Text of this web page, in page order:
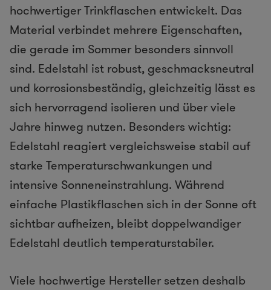
hochwertiger Trinkflaschen entwickelt. Das
Material verbindet mehrere Eigenschaften,
die gerade im Sommer besonders sinnvoll
sind. Edelstahl ist robust, geschmacksneutral
und korrosionsbeständig, gleichzeitig lässt es
sich hervorragend isolieren und über viele
Jahre hinweg nutzen. Besonders wichtig:
Edelstahl reagiert vergleichsweise stabil auf
starke Temperaturschwankungen und
intensive Sonneneinstrahlung. Während
einfache Plastikflaschen sich in der Sonne oft
sichtbar aufheizen, bleibt doppelwandiger
Edelstahl deutlich temperaturstabiler.
Viele hochwertige Hersteller setzen deshalb